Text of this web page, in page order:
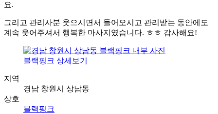
요.
그리고 관리사분 웃으시면서 들어오시고 관리받는 동안에도
계속 웃어주셔서 행복한 마사지였습니다. ㅎㅎ 감사해요!
블랙핑크 상세보기
지역
경남 창원시 상남동
상호
블랙핑크